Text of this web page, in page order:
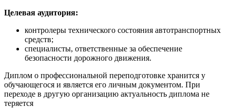
Целевая аудитория:
контролеры технического состояния автотранспортных
средств;
специалисты, ответственные за обеспечение
безопасности дорожного движения.
Диплом о профессиональной переподготовке хранится у
обучающегося и является его личным документом. При
переходе в другую организацию актуальность диплома не
теряется